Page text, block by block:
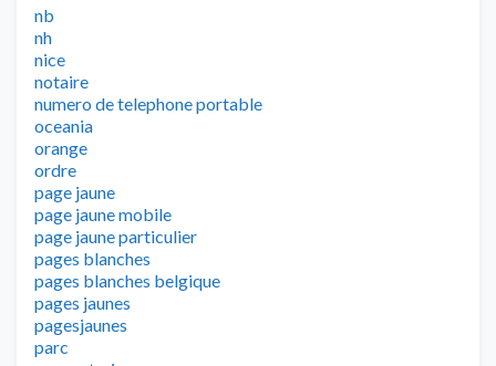
nb
nh
nice
notaire
numero de telephone portable
oceania
orange
ordre
page jaune
page jaune mobile
page jaune particulier
pages blanches
pages blanches belgique
pages jaunes
pagesjaunes
parc